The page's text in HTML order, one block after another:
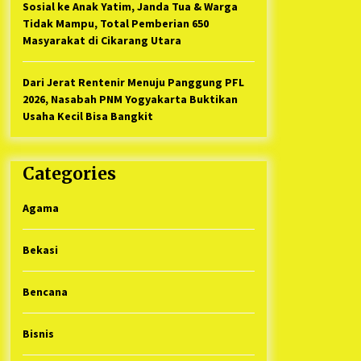
Sosial ke Anak Yatim, Janda Tua & Warga
Tidak Mampu, Total Pemberian 650
Masyarakat di Cikarang Utara
Dari Jerat Rentenir Menuju Panggung PFL
2026, Nasabah PNM Yogyakarta Buktikan
Usaha Kecil Bisa Bangkit
Categories
Agama
Bekasi
Bencana
Bisnis